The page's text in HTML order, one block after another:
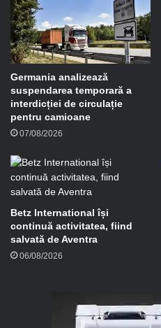
m
a
i
l
Germania analizează
suspendarea temporară a
interdicției de circulație
pentru camioane
07/08/2026
Betz International își
continuă activitatea, fiind
salvată de Aventra
06/08/2026